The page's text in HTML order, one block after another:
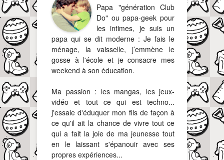
Papa "génération Club
Do" ou papa-geek pour
les intimes, je suis un
papa qui se dit moderne : Je fais le
ménage, la vaisselle, j’emmène le
gosse à l'école et je consacre mes
weekend à son éducation.
Ma passion : les mangas, les jeux-
vidéo et tout ce qui est techno...
j'essaie d'éduquer mon fils de façon à
ce qu'il ait la chance de vivre tout ce
qui a fait la joie de ma jeunesse tout
en le laissant s'épanouir avec ses
propres expériences...